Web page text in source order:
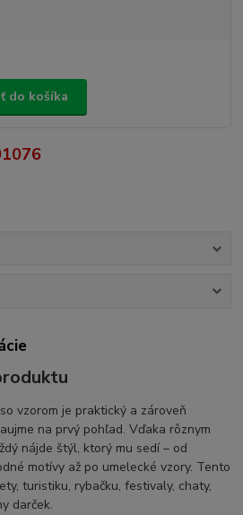
do košíka
vzorom je praktický a zároveň
na prvý pohľad. Vďaka rôznym
nájde štýl, ktorý mu sedí – od
motívy až po umelecké vzory. Tento
turistiku, rybačku, festivaly, chaty,
darček.